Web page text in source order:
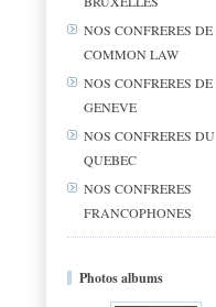
NOS CONFRERES DE
COMMON LAW
NOS CONFRERES DE
GENEVE
NOS CONFRERES DU
QUEBEC
NOS CONFRERES
FRANCOPHONES
Photos albums